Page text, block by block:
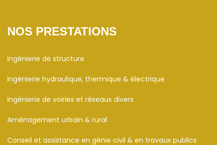
NOS PRESTATIONS
Ingénierie de structure
Ingénierie hydraulique, thermique & électrique
Ingénierie de voiries et réseaux divers
Aménagement urbain & rural
Conseil et assistance en génie civil & en travaux publics